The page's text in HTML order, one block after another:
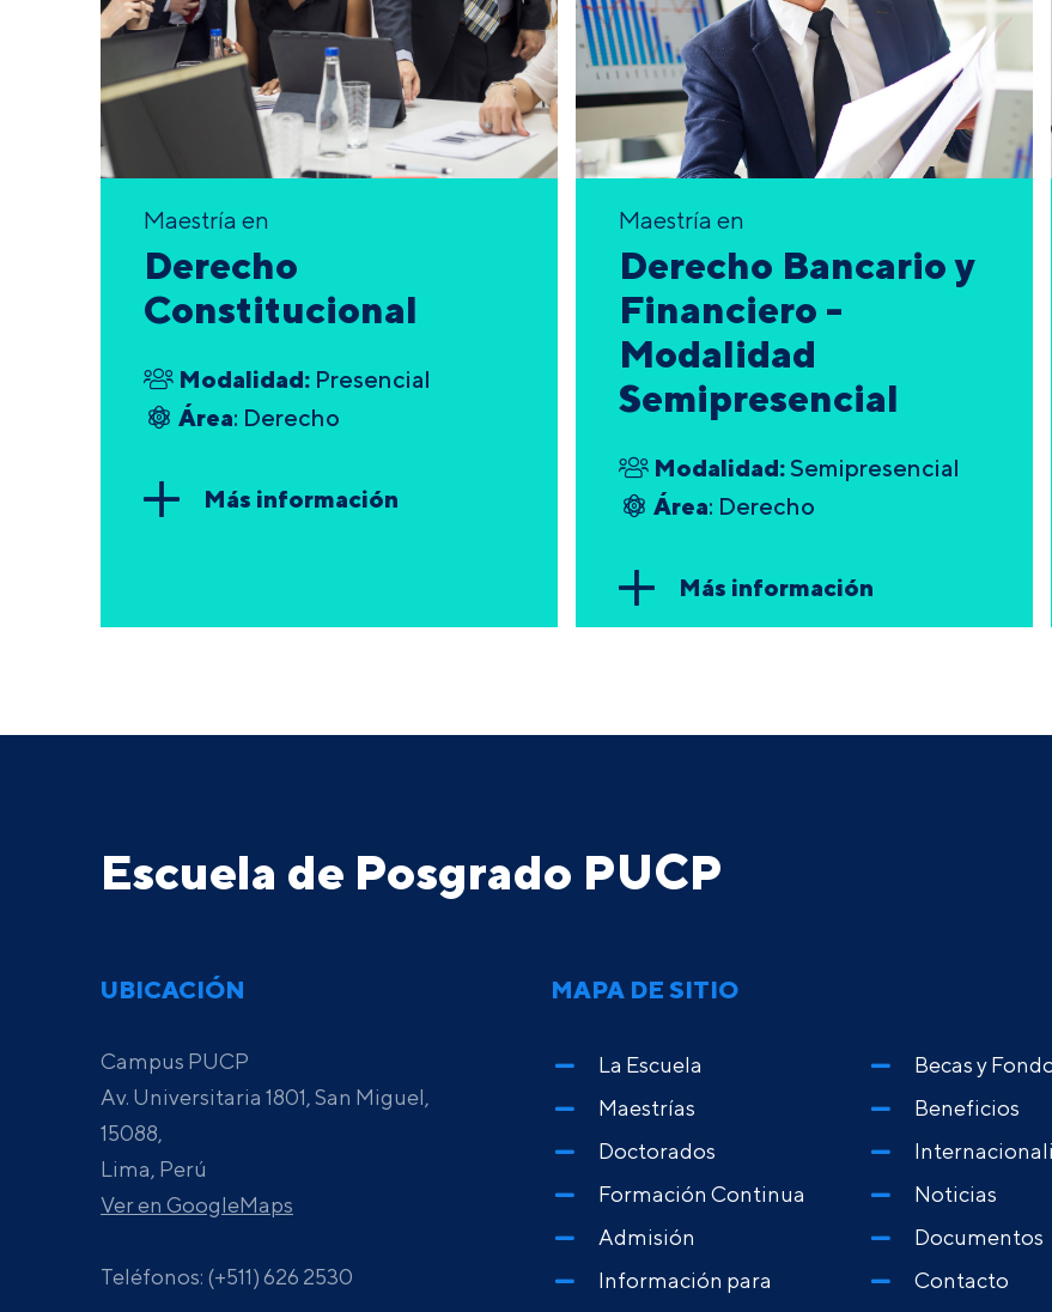
Maestría en
Derecho
Constitucional
Modalidad: Presencial
Área: Derecho
Más información
Maestría en
Derecho Bancario y
Financiero -
Modalidad
Semipresencial
Modalidad: Semipresencial
Área: Derecho
Más información
Escuela de Posgrado PUCP
UBICACIÓN
Campus PUCP
Av. Universitaria 1801, San Miguel,
15088,
Lima, Perú
Ver en GoogleMaps
Teléfonos: (+511) 626 2530
MAPA DE SITIO
La Escuela
Maestrías
Doctorados
Formación Continua
Admisión
Información para
Becas y
Beneficios
Noticias
Documentos
Contacto